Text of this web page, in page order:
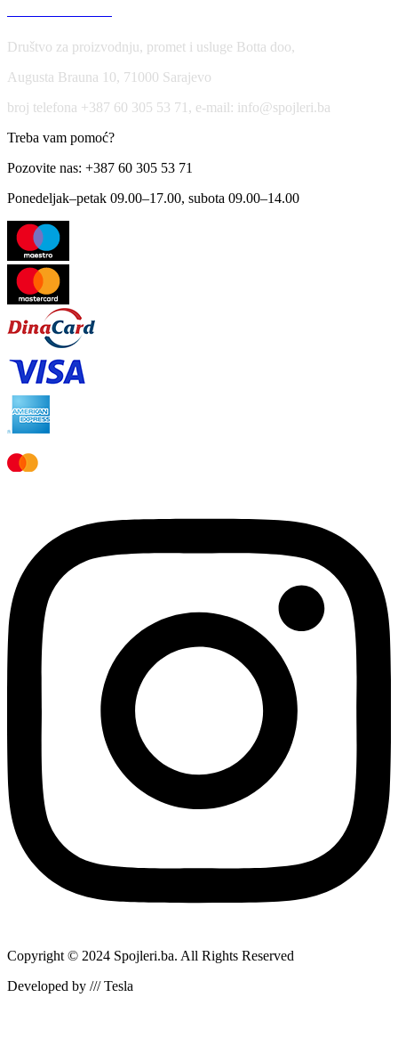
Društvo za proizvodnju, promet i usluge Botta doo,
Augusta Brauna 10, 71000 Sarajevo
broj telefona +387 60 305 53 71, e-mail: info@spojleri.ba
Treba vam pomoć?
Pozovite nas: +387 60 305 53 71
Ponedeljak–petak 09.00–17.00, subota 09.00–14.00
Copyright © 2024 Spojleri.ba. All Rights Reserved
Developed by /// Tesla